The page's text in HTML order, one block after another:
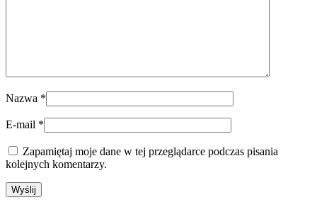
Nazwa *
E-mail *
Zapamiętaj moje dane w tej przeglądarce podczas pisania
kolejnych komentarzy.